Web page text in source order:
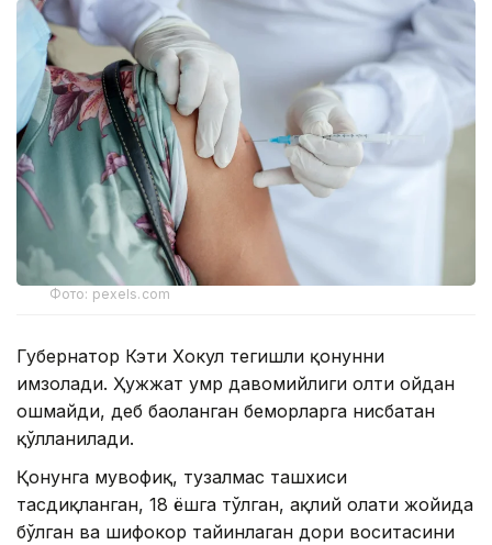
Фото: pexels.com
Губернатор Кэти Хокул тегишли қонунни
имзолади. Ҳужжат умр давомийлиги олти ойдан
ошмайди, деб баҳоланган беморларга нисбатан
қўлланилади.
Қонунга мувофиқ, тузалмас ташхиси
тасдиқланган, 18 ёшга тўлган, ақлий ҳолати жойида
бўлган ва шифокор тайинлаган дори воситасини